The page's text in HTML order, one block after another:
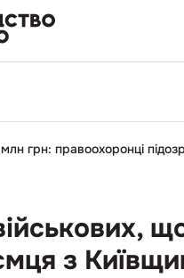
грн: правоохоронці
з